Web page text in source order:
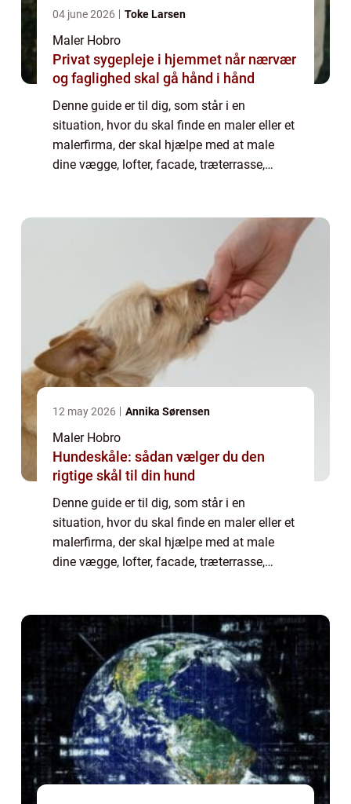
04 june 2026 Toke Larsen
Maler Hobro
Privat sygepleje i hjemmet når nærvær
og faglighed skal gå hånd i hånd
Denne guide er til dig, som står i en
situation, hvor du skal finde en maler eller et
malerfirma, der skal hjælpe med at male
dine vægge, lofter, facade, træterrasse,
12 may 2026 Annika Sørensen
Maler Hobro
Hundeskåle: sådan vælger du den
rigtige skål til din hund
Denne guide er til dig, som står i en
situation, hvor du skal finde en maler eller et
malerfirma, der skal hjælpe med at male
dine vægge, lofter, facade, træterrasse,
at s...